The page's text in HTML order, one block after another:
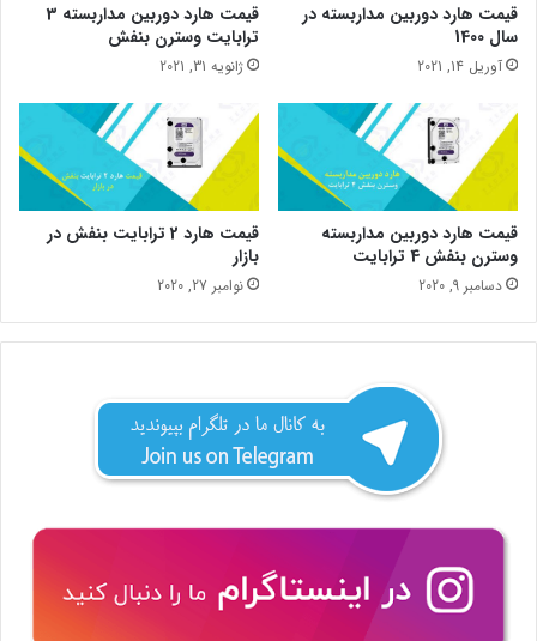
قیمت هارد دوربین مداربسته در
سال 1400
آوریل 14, 2021
قیمت هارد دوربین مداربسته 3
ترابایت وسترن بنفش
ژانویه 31, 2021
قیمت هارد دوربین مداربسته
وسترن بنفش 4 ترابایت
دسامبر 9, 2020
قیمت هارد 2 ترابایت بنفش در
بازار
نوامبر 27, 2020